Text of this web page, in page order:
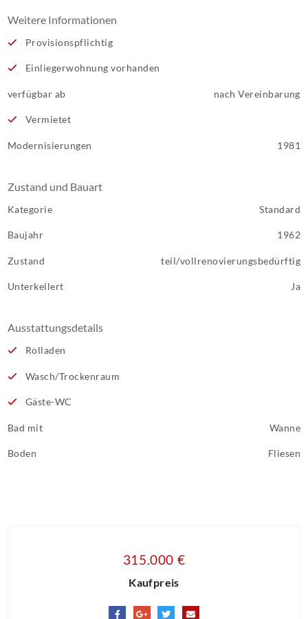
Weitere Informationen
Provisionspflichtig
Einliegerwohnung vorhanden
verfügbar ab nach Vereinbarung
Vermietet
Modernisierungen 1981
Zustand und Bauart
Kategorie Standard
Baujahr 1962
Zustand teil/vollrenovierungsbedürftig
Unterkellert Ja
Ausstattungsdetails
Rolladen
Wasch/Trockenraum
Gäste-WC
Bad mit Wanne
Boden Fliesen
315.000 €
Kaufpreis